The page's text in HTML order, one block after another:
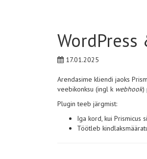
17.01.2025
Arendasime kliendi jaoks
veebikonksu (ingl k webhook)
Plugin teeb järgmist:
Iga kord, kui Prismicus
Töötleb